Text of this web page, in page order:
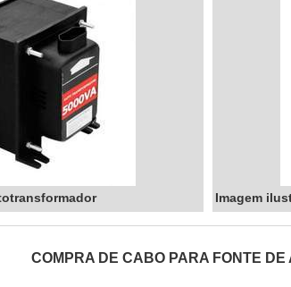
Imagem
COMPRA DE CABO PARA FONTE DE